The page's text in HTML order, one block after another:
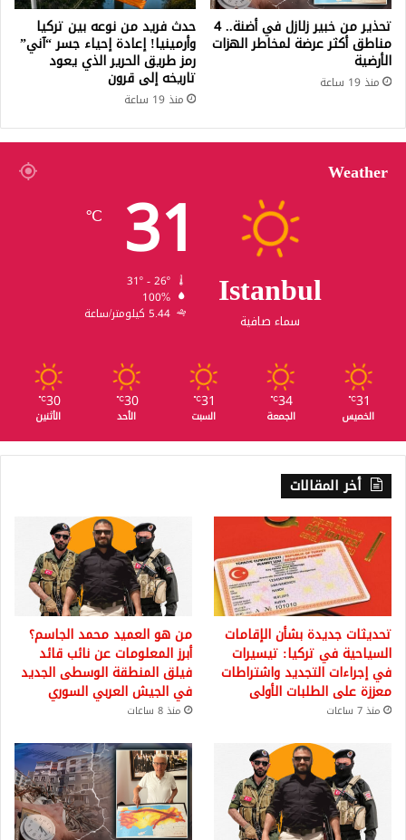
تحذير من خبير زلازل في أضنة.. 4
مناطق أكثر عرضة لمخاطر الهزات
الأرضية
منذ 19 ساعة
حدث فريد من نوعه بين تركيا
وأرمينيا! إعادة إحياء جسر “آني”
رمز طريق الحرير الذي يعود
تاريخه إلى قرون
منذ 19 ساعة
Weather
Istanbul
سماء صافية
31
℃
100%
5.44 كيلومتر/ساعة
31
℃
الخميس
34
℃
الجمعة
31
℃
السبت
30
℃
الأحد
30
℃
الأثنين
أخر المقالات
تحديثات جديدة بشأن الإقامات
السياحية في تركيا: تيسيرات
في إجراءات التجديد واشتراطات
معززة على الطلبات الأولى
منذ 7 ساعات
من هو العميد محمد الجاسم؟
أبرز المعلومات عن نائب قائد
فيلق المنطقة الوسطى الجديد
في الجيش العربي السوري
منذ 8 ساعات